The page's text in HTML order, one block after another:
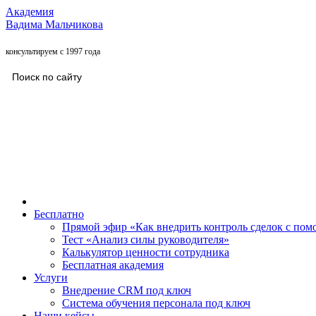
Академия
Вадима Мальчикова
консультируем с 1997 года
Бесплатно
Прямой эфир «Как внедрить контроль сделок с
Тест «Анализ силы руководителя»
Калькулятор ценности сотрудника
Бесплатная академия
Услуги
Внедрение CRM под ключ
Система обучения персонала под ключ